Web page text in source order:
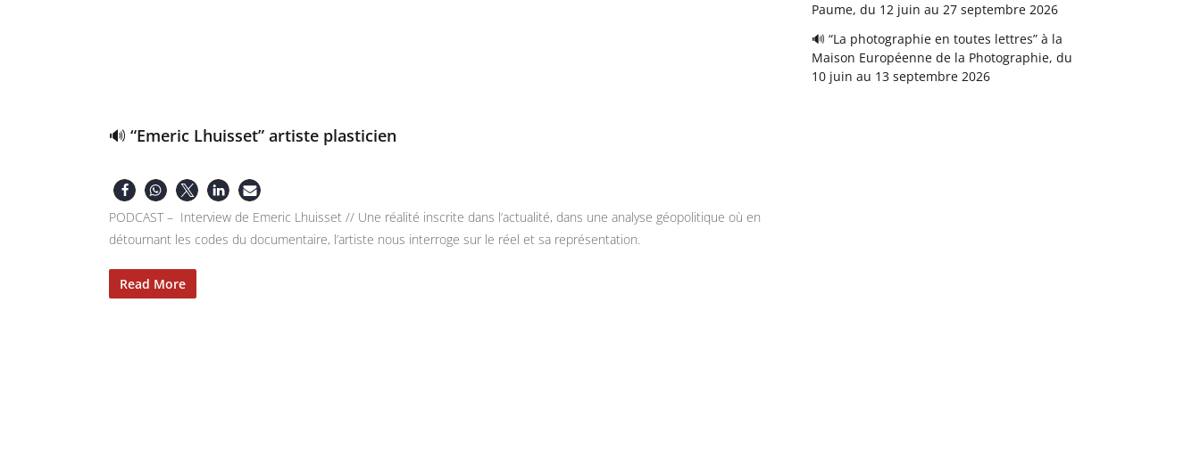
🔊 “Emeric Lhuisset” artiste plasticien
PODCAST – Interview de Emeric Lhuisset // Une réalité inscrite dans l’actualité, dans une analyse géopolitique où en
détournant les codes du documentaire, l’artiste nous interroge sur le réel et sa représentation.
Read More
Paume, du 12 juin au 27 septembre 2026
🔊 “La photographie en toutes lettres” à la
Maison Européenne de la Photographie, du
10 juin au 13 septembre 2026